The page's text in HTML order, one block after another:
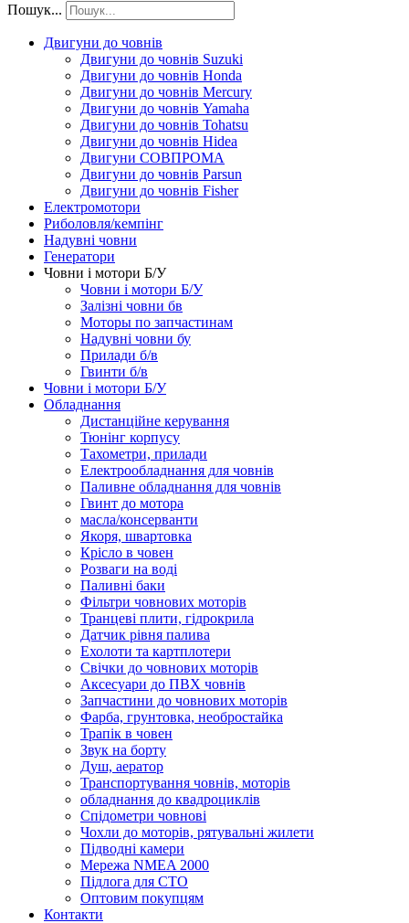
Пошук...
Двигуни до човнів
Двигуни до човнів Suzuki
Двигуни до човнів Honda
Двигуни до човнів Mercury
Двигуни до човнів Yamaha
Двигуни до човнів Tohatsu
Двигуни до човнів Hidea
Двигуни СОВПРОМА
Двигуни до човнів Parsun
Двигуни до човнів Fisher
Електромотори
Риболовля/кемпінг
Надувні човни
Генератори
Човни і мотори Б/У
Човни і мотори Б/У
Залізні човни бв
Моторы по запчастинам
Надувні човни бу
Прилади б/в
Гвинти б/в
Човни і мотори Б/У
Обладнання
Дистанційне керування
Тюнінг корпусу
Тахометри, прилади
Електрообладнання для човнів
Паливне обладнання для човнів
Гвинт до мотора
масла/консерванти
Якоря, швартовка
Крісло в човен
Розваги на воді
Паливні баки
Фільтри човнових моторів
Транцеві плити, гідрокрила
Датчик рівня палива
Ехолоти та картплотери
Cвічки до човнових моторів
Аксесуари до ПВХ човнів
Запчастини до човнових моторів
Фарба, грунтовка, необростайка
Трапік в човен
Звук на борту
Душ, аератор
Транспортування човнів, моторів
обладнання до квадроциклів
Спідометри човнові
Чохли до моторів, рятувальні жилети
Підводні камери
Мережа NMEA 2000
Підлога для СТО
Оптовим покупцям
Контакти